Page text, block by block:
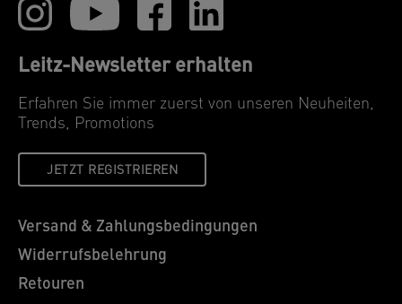
Leitz-Newsletter erhalten
Erfahren Sie immer zuerst von unseren Neuheiten,
Trends, Promotions
JETZT REGISTRIEREN
Versand & Zahlungsbedingungen
Widerrufsbelehrung
Retouren